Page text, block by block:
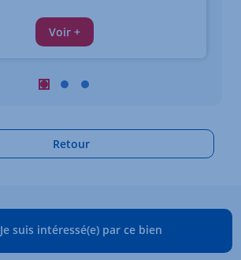
Carrousel : Autres annonces à
Carrousel : Autres annonces à
Carrousel : Autres
Voir +
Retour
Je suis intéressé(e) par ce bien